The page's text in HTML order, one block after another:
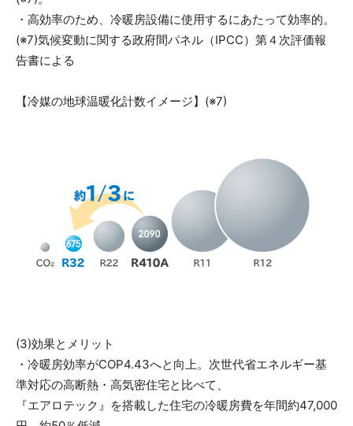
・高効率のため、冷暖房設備に使用するにあたって効率的。
(※7)気候変動に関する政府間パネル（IPCC）第４次評価報
告書による
【冷媒の地球温暖化計数イメージ】(※7)
(3)効果とメリット
・冷暖房効率がCOP4.43へと向上。次世代省エネルギー基
準対応の高断熱・高気密住宅と比べて、
『エアロテック』を搭載した住宅の冷暖房費を年間約47,000